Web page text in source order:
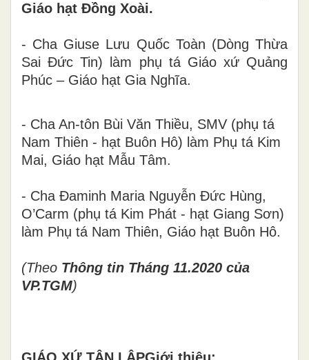
Giáo hạt Đồng Xoài.
- Cha Giuse Lưu Quốc Toàn (Dòng Thừa
Sai Đức Tin) làm phụ tá Giáo xứ Quảng
Phúc – Giáo hạt Gia Nghĩa.
- Cha An-tôn Bùi Văn Thiều, SMV (phụ tá
Nam Thiên - hạt Buôn Hô) làm Phụ tá Kim
Mai, Giáo hạt Mẫu Tâm.
- Cha Đaminh Maria Nguyễn Đức Hùng,
O’Carm (phụ tá Kim Phát - hạt Giang Sơn)
làm Phụ tá Nam Thiên, Giáo hạt Buôn Hô.
(Theo Thông tin Tháng 11.2020 của
VP.TGM)